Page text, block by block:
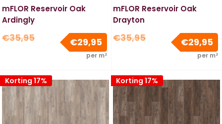
mFLOR Reservoir Oak
Ardingly
Normale
€35,95 Verkoopprijs
€29,95
per m²
mFLOR Reservoir Oak
Drayton
Normale
€35,95 €29,95
per m²
Korting 17% Korting 17%